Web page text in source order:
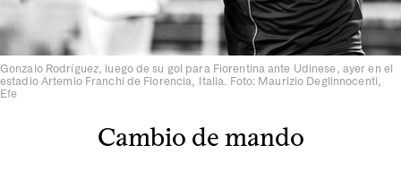
Gonzalo Rodríguez, luego de su gol para Fiorentina ante Udinese, ayer en el
estadio Artemio Franchi de Florencia, Italia. Foto: Maurizio Deglinnocenti,
Efe
Cambio de mando